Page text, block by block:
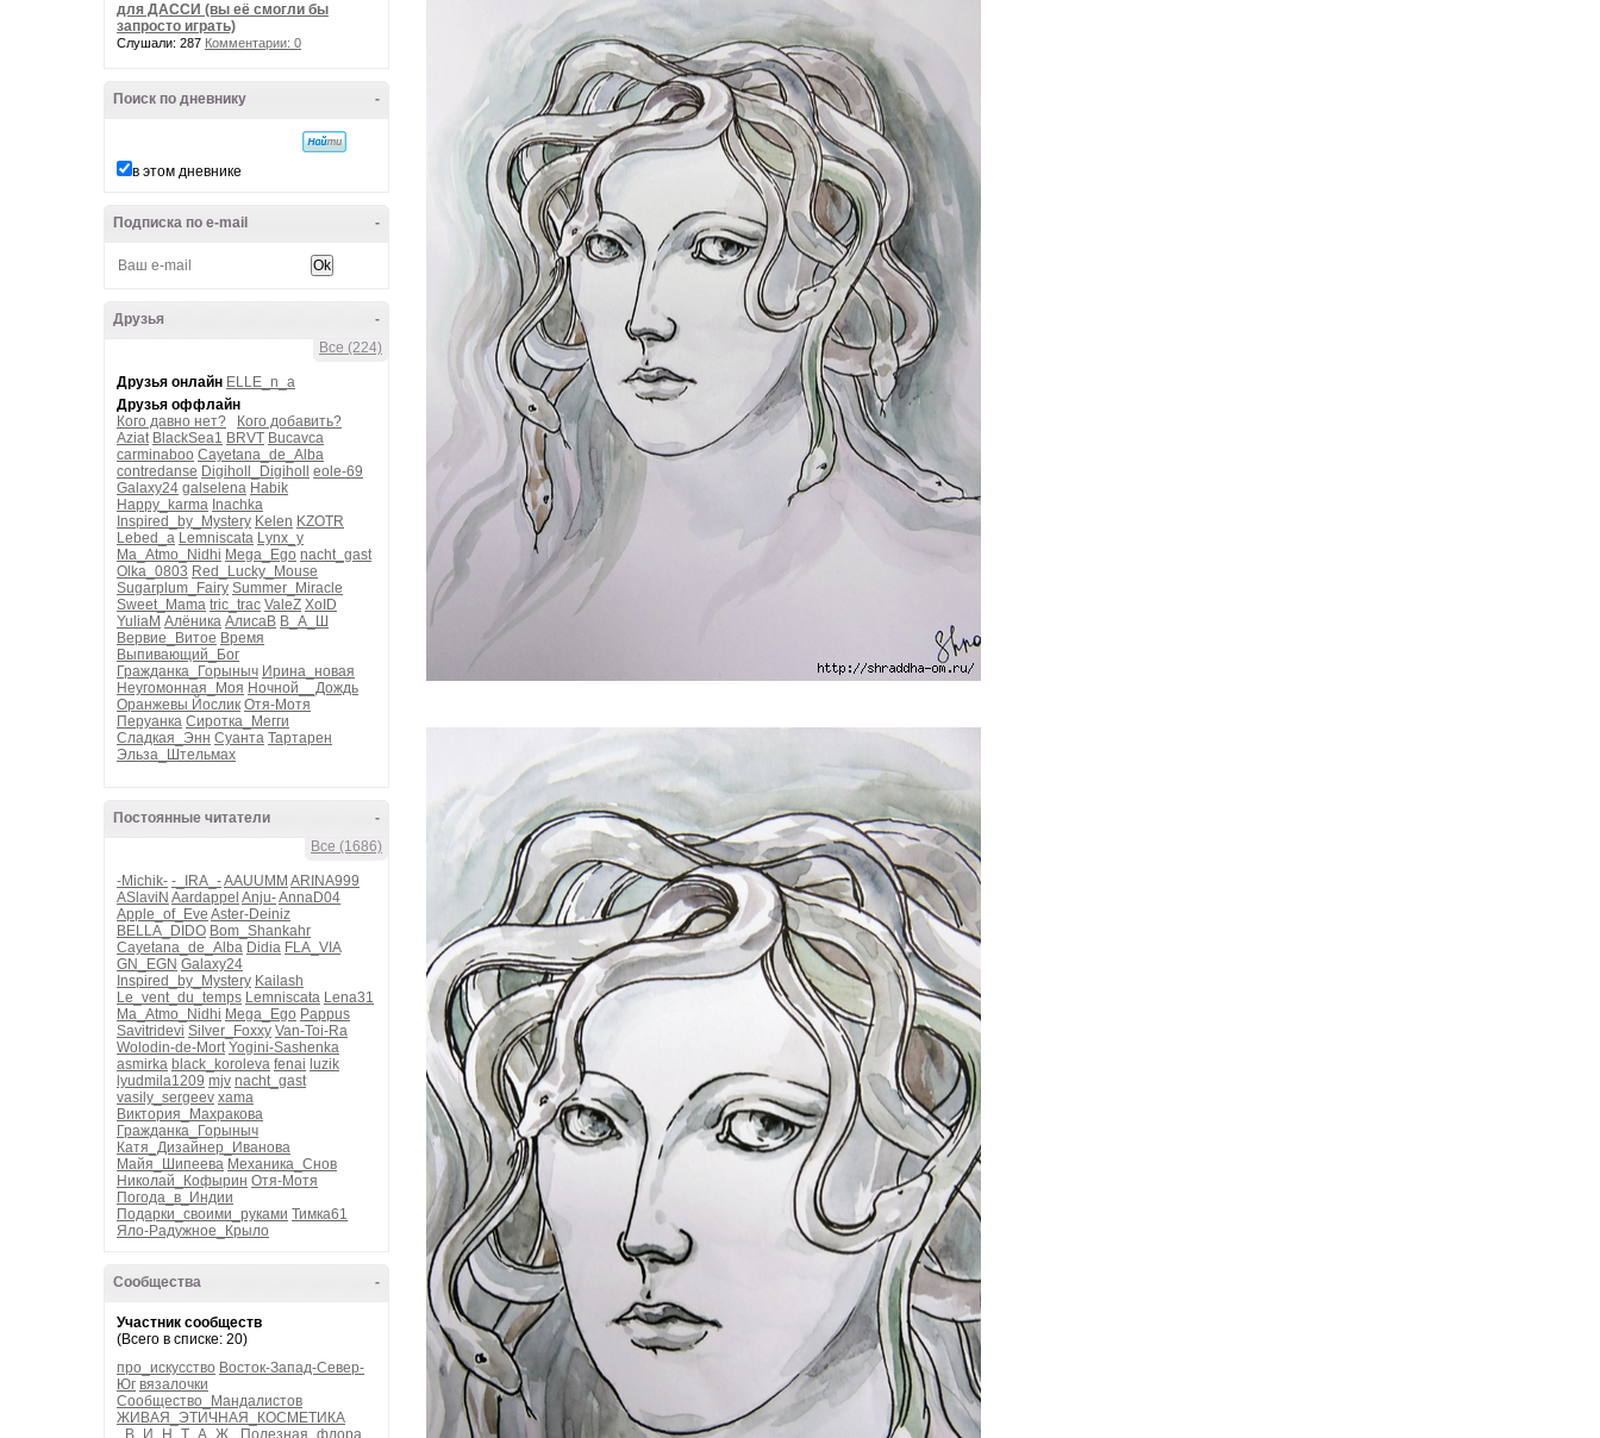
для ДАССИ (вы её смогли бы
запросто играть)
Слушали: 287 Комментарии: 0
-
Поиск по дневнику
в этом дневнике
-
Подписка по e-mail
-
Друзья
Все (224)
Друзья онлайн ELLE_n_a
Друзья оффлайн
Кого давно нет?
Кого добавить?
Aziat BlackSea1 BRVT Bucavca
carminaboo Cayetana_de_Alba
contredanse Digiholl_Digiholl
eole-69
Galaxy24 galselena Habik
Happy_karma Inachka
Inspired_by_Mystery Kelen KZOTR
Lebed_a Lemniscata Lynx_y
Ma_Atmo_Nidhi Mega_Ego nacht_gast
Olka_0803 Red_Lucky_Mouse
Sugarplum_Fairy Summer_Miracle
Sweet_Mama tric_trac ValeZ XoID
YuliaM Алёника АлисаВ В_А_Ш
Вервие_Витое Время
Выпивающий_Бог
Гражданка_Горыныч Ирина_новая
Неугомонная_Моя Ночной__Дождь
Оранжевы Йослик Отя-Мотя
Перуанка Сиротка_Мегги
Сладкая_Энн Суанта Тартарен
Эльза_Штельмах
-
Постоянные читатели
Все (1686)
-Michik- -_IRA_-AAUUMM ARINA999
ASlaviN Aardappel Anju-AnnaD04
Apple_of_Eve Aster-Deiniz
BELLA_DIDO Bom_Shankahr
Cayetana_de_Alba Didia FLA_VIA
GN_EGN Galaxy24
Inspired_by_Mystery Kailash
Le_vent_du_temps Lemniscata Lena31
Ma_Atmo_Nidhi Mega_Ego Pappus
Savitridevi Silver_Foxxy Van-Toi-Ra
Wolodin-de-Mort Yogini-Sashenka
asmirka black_koroleva fenai luzik
lyudmila1209 mjv nacht_gast
vasily_sergeev xama
Виктория_Махракова
Гражданка_Горыныч
Катя_Дизайнер_Иванова
Майя_Шипеева Механика_Снов
Николай_Кофырин Отя-Мотя
Погода_в_Индии
Подарки_своими_руками Тимка61
Яло-Радужное_Крыло
-
Сообщества
Участник сообществ
(Всего в списке: 20)
про_искусство Восток-Запад-Север-
Юг вязалочки
Сообщество_Мандалистов
ЖИВАЯ_ЭТИЧНАЯ_КОСМЕТИКА
_В_И_Н_Т_А_Ж_
Полезная_флора